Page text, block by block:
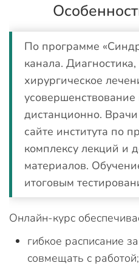
По программе
канала.
хирургическое
дистанционно.
сайте института по
комплексу лекций и
материалов.
итоговым
Онлайн-курс
гибкое расписание
совмещать с работой;